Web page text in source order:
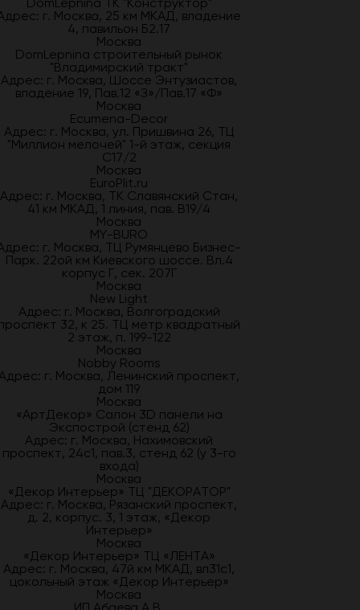
г. Москва, 25 км МКАД, владение
4, павильон Б2.17
Москва
DomLepnina строительный рынок
"Владимирский тракт"
Адрес: г. Москва, Шоссе Энтузиастов,
владение 19, Пав.12 «З»/Пав.17 «Ф»
Москва
Ecumena-Decor
Адрес: г. Москва, ул. Пришвина 26, ТЦ
"Миллион мелочей" 1-й этаж, секция
С17/2
Москва
EuroPlit.ru
Адрес: г. Москва, ТК Славянский Стан,
41 км МКАД, 1 линия, пав. В19/4
Москва
MY-BURO
г. Москва, ТЦ Румянцево Бизнес-
Парк. 22ой км Киевского шоссе. Вл.4
корпус Г, сек. 207Г
Москва
New Light
Адрес: г. Москва, Волгоградский
32, к 25. ТЦ метр квадратный
2 этаж, п. 199-122
Москва
Nobby Rooms
г. Москва, Ленинский проспект,
дом 119
Москва
«АртДекор» Салон 3D панели на
Экспострой (стенд 62)
Адрес: г. Москва, Нахимовский
проспект, 24с1, пав.3, стенд 62 (у 3-го
входа)
Москва
«Декор Интерьер» ТЦ "ДЕКОРАТОР"
Адрес: г. Москва, Рязанский проспект,
д. 2, корпус. 3, 1 этаж, «Декор
Интерьер»
Москва
«Декор Интерьер» ТЦ «ЛЕНТА»
Адрес: г. Москва, 47й км МКАД, вл31с1,
цокольный этаж «Декор Интерьер»
Москва